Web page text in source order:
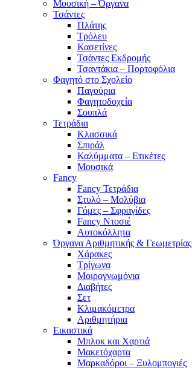
Μουσική – Όργανα
Τσάντες
Πλάτης
Τρόλευ
Κασετίνες
Τσάντες Εκδρομής
Τσαντάκια – Πορτοφόλια
Φαγητό στο Σχολείο
Παγούρια
Φαγητοδοχεία
Σουπλά
Τετράδια
Κλασσικά
Σπιράλ
Καλύμματα – Ετικέτες
Μουσικά
Fancy
Fancy Τετράδια
Στυλό – Μολύβια
Γόμες – Σφραγίδες
Fancy Ντοσιέ
Αυτοκόλλητα
Όργανα Αριθμητικής & Γεωμετρίας
Χάρακες
Τρίγωνα
Mοιρογνωμόνια
Διαβήτες
Σετ
Κλιμακόμετρα
Αριθμητήρια
Εικαστικά
Μπλοκ και Χαρτιά
Μακετόχαρτα
Μαρκαδόροι – Ξυλομπογιές